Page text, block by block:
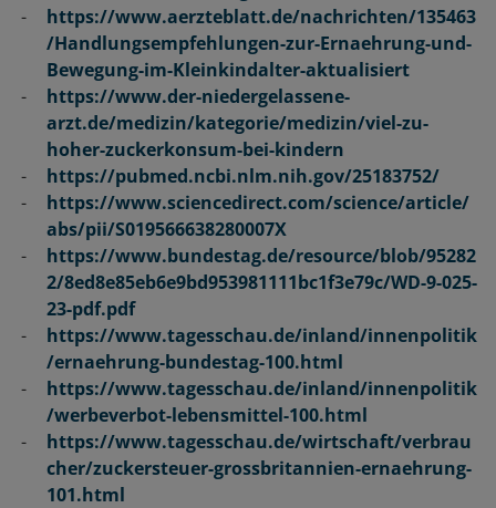
https://www.aerzteblatt.de/nachrichten/135463
/Handlungsempfehlungen-zur-Ernaehrung-und-
Bewegung-im-Kleinkindalter-aktualisiert
https://www.der-niedergelassene-
arzt.de/medizin/kategorie/medizin/viel-zu-
hoher-zuckerkonsum-bei-kindern
https://pubmed.ncbi.nlm.nih.gov/25183752/
https://www.sciencedirect.com/science/article/
abs/pii/S019566638280007X
https://www.bundestag.de/resource/blob/95282
2/8ed8e85eb6e9bd953981111bc1f3e79c/WD-9-025-
23-pdf.pdf
https://www.tagesschau.de/inland/innenpolitik
/ernaehrung-bundestag-100.html
https://www.tagesschau.de/inland/innenpolitik
/werbeverbot-lebensmittel-100.html
https://www.tagesschau.de/wirtschaft/verbrau
cher/zuckersteuer-grossbritannien-ernaehrung-
101.html